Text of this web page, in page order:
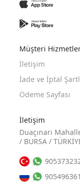
Müşteri
İletişim
İade ve İptal
Ödeme Sayfası
İletişim
Duaçınarı
/ BURSA /